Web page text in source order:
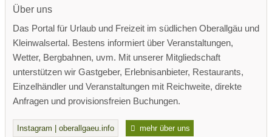
Über uns
Das Portal für Urlaub und Freizeit im südlichen Oberallgäu und
Kleinwalsertal. Bestens informiert über Veranstaltungen,
Wetter, Bergbahnen, uvm. Mit unserer Mitgliedschaft
unterstützen wir Gastgeber, Erlebnisanbieter, Restaurants,
Einzelhändler und Veranstaltungen mit Reichweite, direkte
Anfragen und provisionsfreien Buchungen.
Instagram | oberallgaeu.info mehr über uns